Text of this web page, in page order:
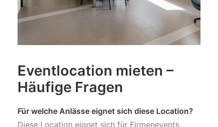
Eventlocation mieten –
Häufige Fragen
Für welche Anlässe eignet sich diese Location?
Diese Location eignet sich für Firmenevents,